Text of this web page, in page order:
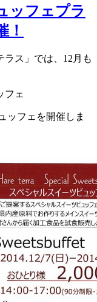
ッフェプラ
！
ス」では、12月も
フェ
ッフェを開催しま